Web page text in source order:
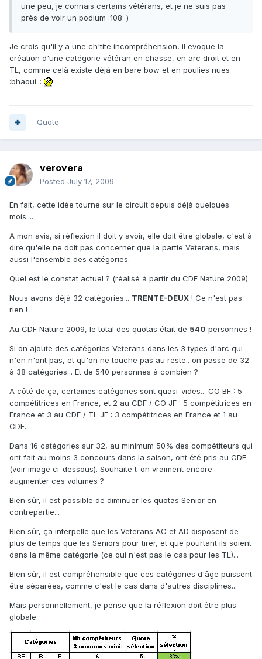
une peu, je connais certains vétérans, et je ne suis pas
près de voir un podium :108: )
Je crois qu'il y a une ch'tite incompréhension, il evoque la
création d'une catégorie vétéran en chasse, en arc droit et en
TL, comme celà existe déjà en bare bow et en poulies nues
:bhaoui..:
Quote
verovera
Posted July 17, 2009
En fait, cette idée tourne sur le circuit depuis déjà quelques
mois....
A mon avis, si réflexion il doit y avoir, elle doit être globale, c'est à
dire qu'elle ne doit pas concerner que la partie Veterans, mais
aussi l'ensemble des catégories.
Quel est le constat actuel ? (réalisé à partir du CDF Nature 2009) :
Nous avons déjà 32 catégories... TRENTE-DEUX ! Ce n'est pas
rien !
Au CDF Nature 2009, le total des quotas était de 540 personnes !
Si on ajoute des catégories Veterans dans les 3 types d'arc qui
n'en n'ont pas, et qu'on ne touche pas au reste.. on passe de 32
à 38 catégories... Et de 540 personnes à combien ?
A côté de ça, certaines catégories sont quasi-vides... CO BF : 5
compétitrices en France, et 2 au CDF / CO JF : 5 compétitrices en
France et 3 au CDF / TL JF : 3 compétitrices en France et 1 au
CDF..
Dans 16 catégories sur 32, au minimum 50% des compétiteurs qui
ont fait au moins 3 concours dans la saison, ont été pris au CDF
(voir image ci-dessous). Souhaite t-on vraiment encore
augmenter ces volumes ?
Bien sûr, il est possible de diminuer les quotas Senior en
contrepartie...
Bien sûr, ça interpelle que les Veterans AC et AD disposent de
plus de temps que les Seniors pour tirer, et que pourtant ils soient
dans la même catégorie (ce qui n'est pas le cas pour les TL)...
Bien sûr, il est compréhensible que ces catégories d'âge puissent
être séparées, comme c'est le cas dans d'autres disciplines...
Mais personnellement, je pense que la réflexion doit être plus
globale..